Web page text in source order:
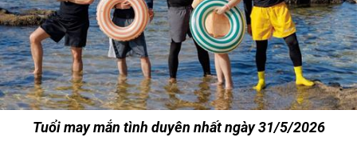
Tuổi may mắn tình duyên nhất ngày 31/5/2026